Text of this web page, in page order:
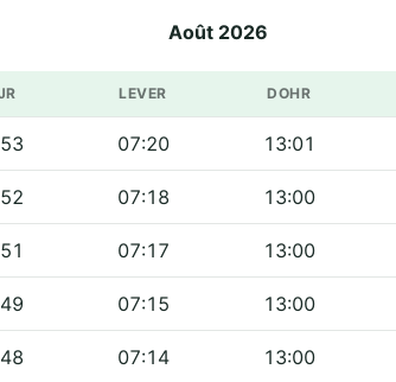
Août 2026
LEVER DOHR
07:20 13:01
07:18 13:00
07:17 13:00
07:15 13:00
07:14 13:00